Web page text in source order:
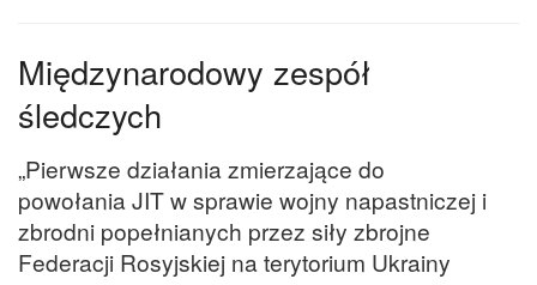
Międzynarodowy zespół
śledczych
„Pierwsze działania zmierzające do
powołania JIT w sprawie wojny napastniczej i
zbrodni popełnianych przez siły zbrojne
Federacji Rosyjskiej na terytorium Ukrainy